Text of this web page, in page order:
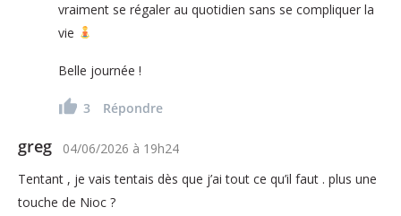
vraiment se régaler au quotidien sans se compliquer la
vie
Belle journée !
3 Répondre
greg 04/06/2026 à 19h24
Tentant , je vais tentais dès que j’ai tout ce qu’il faut . plus une
touche de Nioc ?